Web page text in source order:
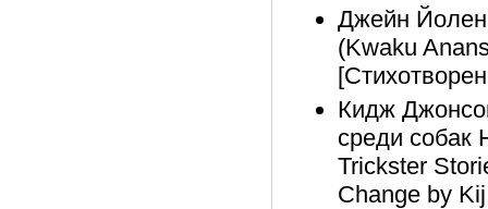
Джейн
(Kwaku
Кидж
среди собак
Trickster
Change by